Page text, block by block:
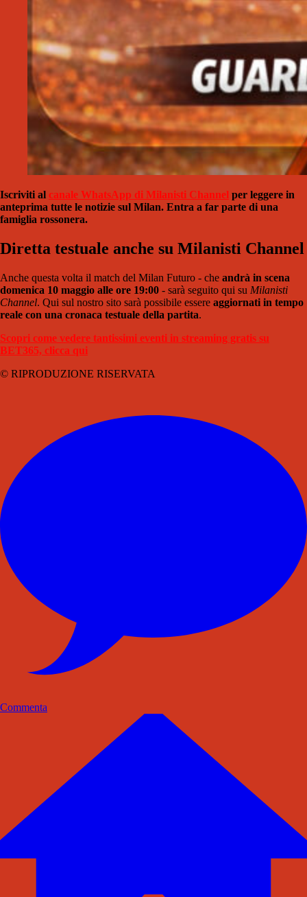
Iscriviti al canale WhatsApp di Milanisti Channel per leggere in
anteprima tutte le notizie sul Milan. Entra a far parte di una
famiglia rossonera.
Diretta testuale anche su Milanisti Channel
Anche questa volta il match del Milan Futuro - che andrà in scena
domenica 10 maggio alle ore 19:00 - sarà seguito qui su Milanisti
Channel. Qui sul nostro sito sarà possibile essere aggiornati in tempo
reale con una cronaca testuale della partita.
Scopri come vedere tantissimi eventi in streaming gratis su
BET365, clicca qui
© RIPRODUZIONE RISERVATA
Commenta